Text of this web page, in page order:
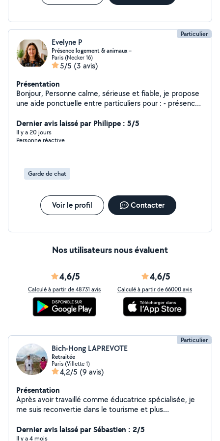
Particulier
Evelyne P
Présence logement & animaux –
Paris (Necker 16)
5/5 (3 avis)
Présentation
Bonjour, Personne calme, sérieuse et fiable, je propose
une aide ponctuelle entre particuliers pour : - présence
compagnie (lecture, conversation, aide simple)-
Présence bienveillante - garde de chats et petits
animaux - passages pour nourriture, litière, courrier,
ou après une location (rangement léger, remise en
place, ambiance agréable). Je propose également une
conversation, remise à niveau, accompagnement simple
et bienveillant, notamment pour des personnes en
alentours en transports en commun (pass Navigo). Je
des demandes. Au plaisir d'échanger
Dernier avis laissé par Philippe : 5/5
Il y a 20 jours
Personne réactive
Garde de chat
Voir le profil Contacter
Nos utilisateurs nous évaluent
4,6/5
Calculé à partir de 48731 avis
4,6/5
Calculé à partir de 66000 avis
Particulier
Bich-Hong LAPREVOTE
Retraitée
Paris (Villette 1)
4,2/5 (9 avis)
Présentation
Après avoir travaillé comme éducatrice spécialisée, je
me suis reconvertie dans le tourisme et plus
depuis 2 ans, je suis retraitée. Nous habitons Paris
depuis 20 ans et avons toujours eu des chats à la
Dernier avis laissé par Sébastien : 2/5
Il y a 4 mois